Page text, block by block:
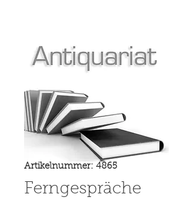
Artikelnummer: 4865
Ferngespräche